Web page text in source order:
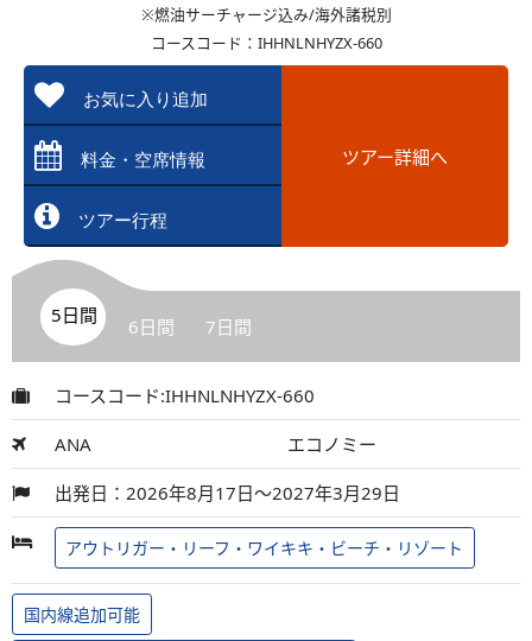
※燃油サーチャージ込み/海外諸税別
コースコード：IHHNLNHYZX-660
お気に入り追加
料金・空席情報
ツアー行程
ツアー詳細へ
5日間 6日間 7日間
コースコード:IHHNLNHYZX-660
ANA エコノミー
出発日：2026年8月17日～2027年3月29日
アウトリガー・リーフ・ワイキキ・ビーチ・リゾート
国内線追加可能